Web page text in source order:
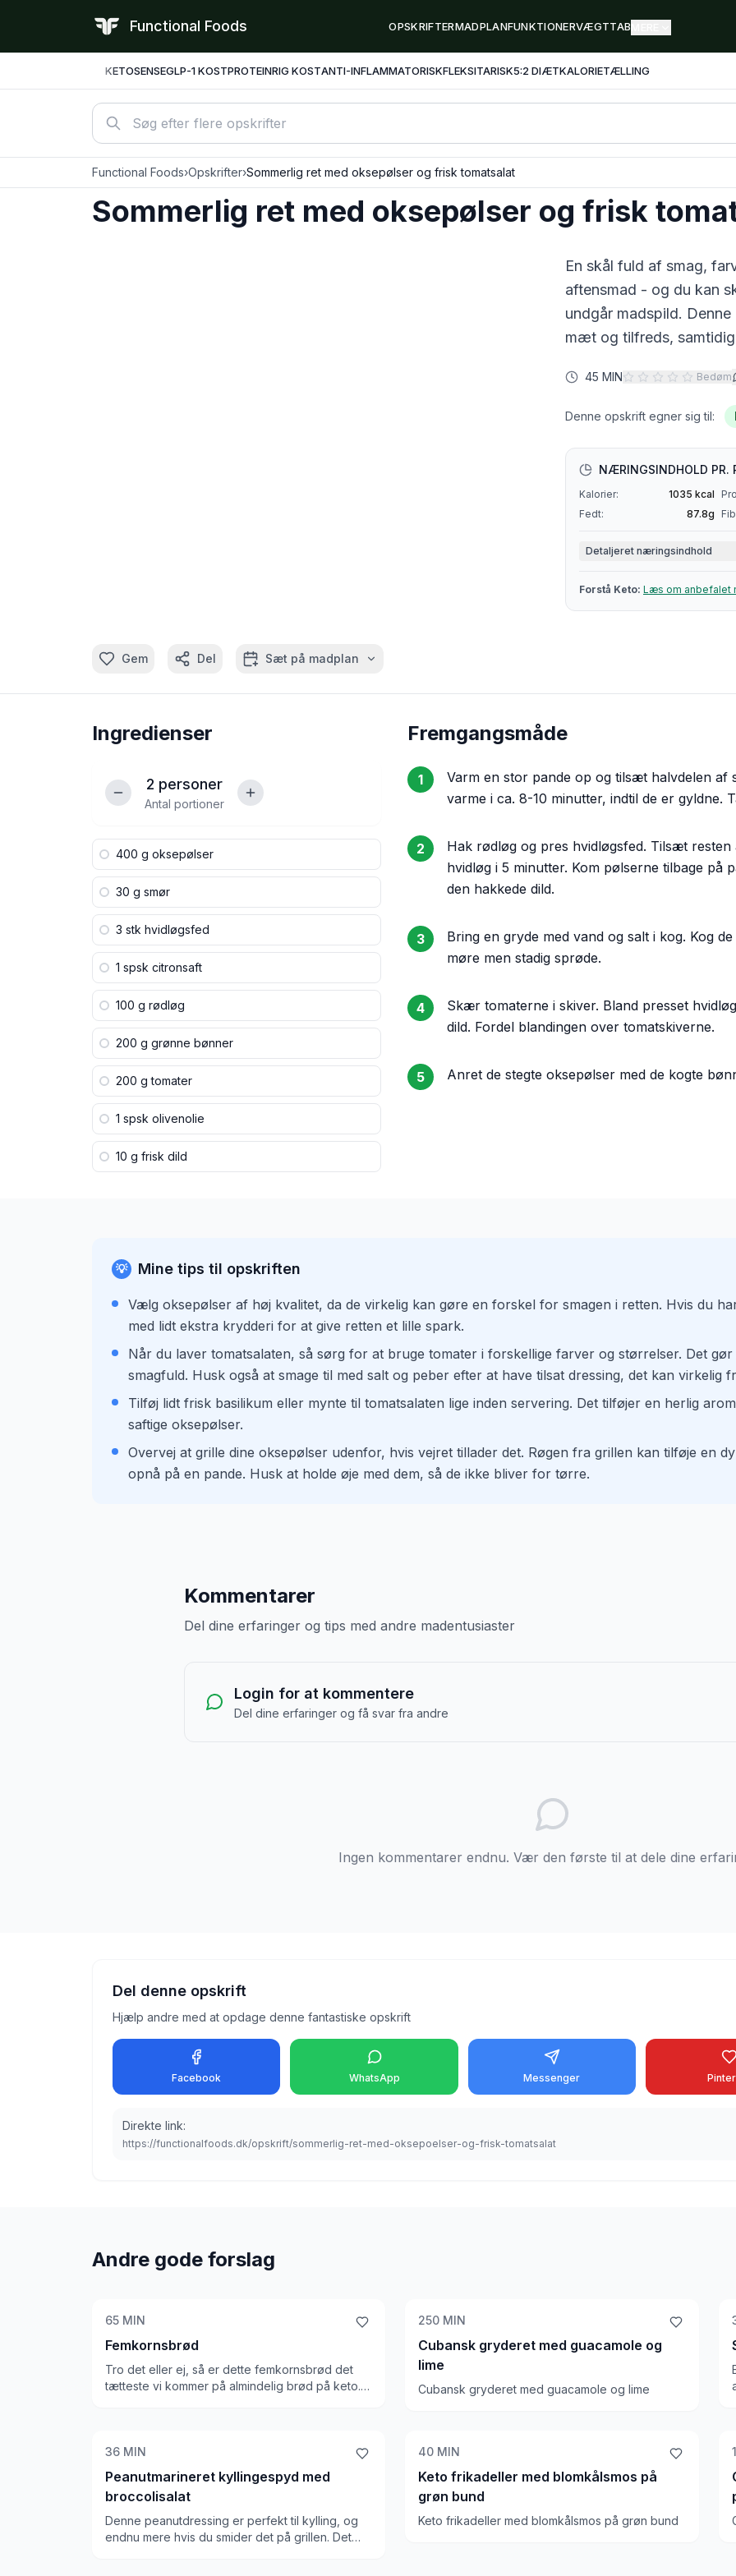
Functional Foods OPSKRIFTERMADPLANFUNKTIONERVÆGTTAB
KETOSENSEGLP-1 KOSTPROTEINRIG KOSTANTI-INFLAMMATORISKFLEKSITARISK5:2 DIÆTKALORIETÆLLING
Functional Foods›Opskrifter›Sommerlig ret med oksepølser og frisk tomatsalat
Sommerlig ret med oksepølser og frisk
En skål fuld af smag,
aftensmad - og du kan
undgår madspild. Denne
mæt og tilfreds,
45 MIN Bedøm
Denne opskrift egner sig til:
NÆRINGSINDHOLD PR.
Kalorier: 1035 kcal
Fedt:
87.8g
Detaljeret næringsindhold
Forstå Keto: Læs om anbefalet
Gem Del Sæt på madplan
Ingredienser
2 personer
Antal portioner
400 g oksepølser
30 g smør
3 stk hvidløgsfed
1 spsk citronsaft
100 g rødløg
200 g grønne bønner
200 g tomater
1 spsk olivenolie
10 g frisk dild
Fremgangsmåde
1
Varm en stor pande op og tilsæt halvdelen af
varme i ca. 8-10 minutter, indtil de er gyldne.
2
Hak rødløg og pres hvidløgsfed. Tilsæt
hvidløg i 5 minutter. Kom pølserne tilbage
den hakkede dild.
3
Bring en gryde med vand og salt i kog. Kog
møre men stadig sprøde.
4
Skær tomaterne i skiver. Bland presset
dild. Fordel blandingen over tomatskiverne.
5 Anret de stegte oksepølser med de kogte
💡 Mine tips til opskriften
Vælg oksepølser af høj kvalitet, da de virkelig kan gøre en forskel for smagen i retten. Hvis du
med lidt ekstra krydderi for at give retten et lille spark.
Når du laver tomatsalaten, så sørg for at bruge tomater i forskellige farver og størrelser. Det
smagfuld. Husk også at smage til med salt og peber efter at have tilsat dressing, det kan virkelig
Tilføj lidt frisk basilikum eller mynte til tomatsalaten lige inden servering. Det tilføjer en herlig
saftige oksepølser.
Overvej at grille dine oksepølser udenfor, hvis vejret tillader det. Røgen fra grillen kan tilføje en
opnå på en pande. Husk at holde øje med dem, så de ikke bliver for tørre.
Kommentarer
Del dine erfaringer og tips med andre madentusiaster
Login for at kommentere
Del dine erfaringer og få svar fra andre
Ingen kommentarer endnu. Vær den første til at dele dine
Del denne opskrift
Hjælp andre med at opdage denne fantastiske opskrift
Facebook WhatsApp Messenger
Direkte link:
https://functionalfoods.dk/opskrift/sommerlig-ret-med-oksepoelser-og-frisk-tomatsalat
Andre gode forslag
65 MIN
Femkornsbrød
Tro det eller ej, så er dette femkornsbrød det
tætteste vi kommer på almindelig brød på keto.
250 MIN
Cubansk gryderet med guacamole og
lime
Cubansk gryderet med guacamole og lime
36 MIN
Peanutmarineret kyllingespyd med
broccolisalat
Denne peanutdressing er perfekt til kylling, og
endnu mere hvis du smider det på grillen. Det
40 MIN
Keto frikadeller med blomkålsmos på
grøn bund
Keto frikadeller med blomkålsmos på grøn bund